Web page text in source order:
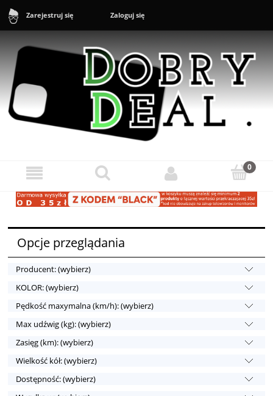
Zarejestruj się Zaloguj się
Sklep: +48 888 43 16 16 (10-20) Zgłoszenia reklamacyjne i zwroty:
+48 888 43 17 17 (11-17)
Opcje przeglądania
Producent: (wybierz)
KOLOR: (wybierz)
Pędkość maxymalna (km/h): (wybierz)
Max udźwig (kg): (wybierz)
Zasięg (km): (wybierz)
Wielkość kół: (wybierz)
Dostępność: (wybierz)